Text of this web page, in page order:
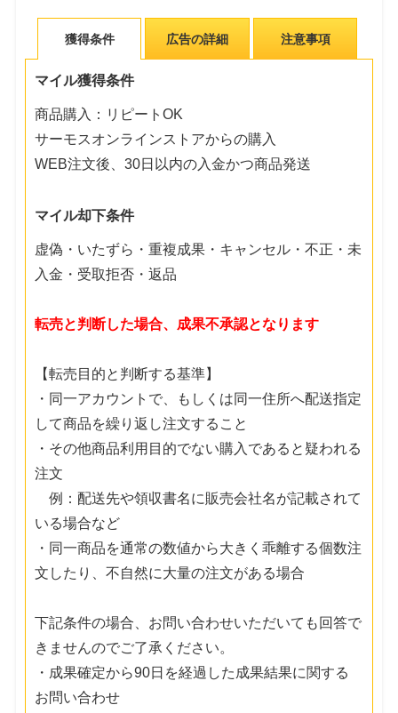
獲得条件 広告の詳細 注意事項
マイル獲得条件
商品購入：リピートOK
サーモスオンラインストアからの購入
WEB注文後、30日以内の入金かつ商品発送
マイル却下条件
虚偽・いたずら・重複成果・キャンセル・不正・未
入金・受取拒否・返品
転売と判断した場合、成果不承認となります
【転売目的と判断する基準】
・同一アカウントで、もしくは同一住所へ配送指定
して商品を繰り返し注文すること
・その他商品利用目的でない購入であると疑われる
注文
例：配送先や領収書名に販売会社名が記載されて
いる場合など
・同一商品を通常の数値から大きく乖離する個数注
文したり、不自然に大量の注文がある場合
下記条件の場合、お問い合わせいただいても回答で
きませんのでご了承ください。
・成果確定から90日を経過した成果結果に関する
お問い合わせ